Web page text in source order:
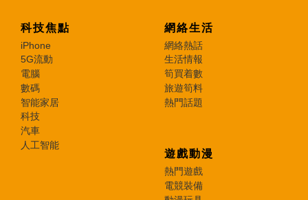
科技焦點
iPhone
5G流動
電腦
數碼
智能家居
科技
汽車
人工智能
網絡生活
網絡熱話
生活情報
筍買着數
旅遊筍料
熱門話題
遊戲動漫
熱門遊戲
電競裝備